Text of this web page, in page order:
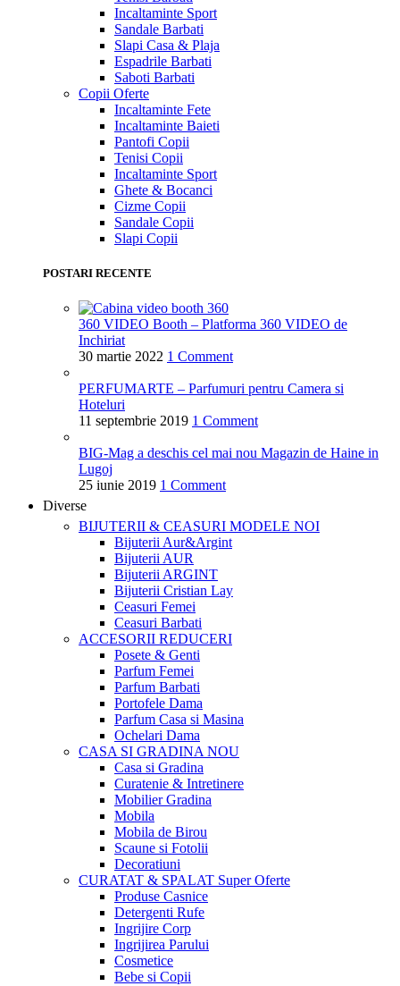
Incaltaminte Sport
Sandale Barbati
Slapi Casa & Plaja
Espadrile Barbati
Saboti Barbati
Copii Oferte
Incaltaminte Fete
Incaltaminte Baieti
Pantofi Copii
Tenisi Copii
Incaltaminte Sport
Ghete & Bocanci
Cizme Copii
Sandale Copii
Slapi Copii
POSTARI RECENTE
360 VIDEO Booth – Platforma 360 VIDEO de
Inchiriat
30 martie 2022 1 Comment
PERFUMARTE – Parfumuri pentru Camera si
Hoteluri
11 septembrie 2019 1 Comment
BIG-Mag a deschis cel mai nou Magazin de Haine in
Lugoj
25 iunie 2019 1 Comment
Diverse
BIJUTERII & CEASURI MODELE NOI
Bijuterii Aur&Argint
Bijuterii AUR
Bijuterii ARGINT
Bijuterii Cristian Lay
Ceasuri Femei
Ceasuri Barbati
ACCESORII REDUCERI
Posete & Genti
Parfum Femei
Parfum Barbati
Portofele Dama
Parfum Casa si Masina
Ochelari Dama
CASA SI GRADINANOU
Casa si Gradina
Curatenie & Intretinere
Mobilier Gradina
Mobila
Mobila de Birou
Scaune si Fotolii
Decoratiuni
CURATAT & SPALAT Super Oferte
Produse Casnice
Detergenti Rufe
Ingrijire Corp
Ingrijirea Parului
Cosmetice
Bebe si Copii